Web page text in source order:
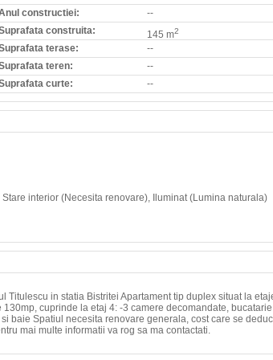
constructiei:
--
construita:
145 m2
terase:
--
teren:
--
curte:
--
interior (Necesita renovare), Iluminat (Lumina naturala)
Titulescu in statia Bistritei Apartament tip duplex situat la
cuprinde la etaj 4: -3 camere decomandate,
baie Spatiul necesita renovare generala, cost care se
mai multe informatii va rog sa ma contactati.